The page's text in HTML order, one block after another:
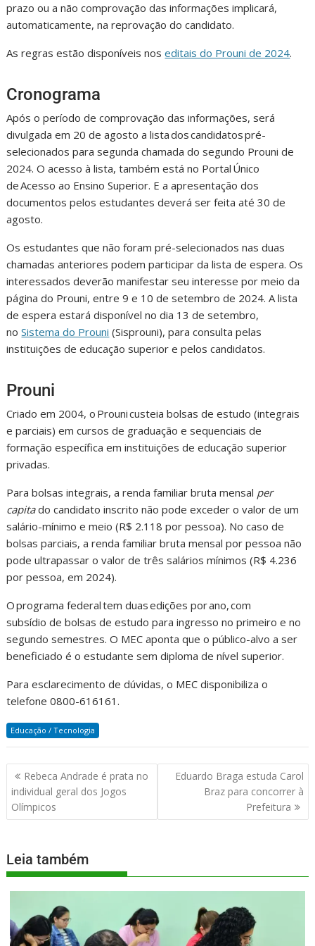
prazo ou a não comprovação das informações implicará,
automaticamente, na reprovação do candidato.
As regras estão disponíveis noseditais do Prouni de 2024.
Cronograma
Após o período de comprovação das informações, será
divulgada em 20 de agosto a lista dos candidatos pré-
selecionados para segunda chamada do segundo Prouni de
2024. O acesso à lista, também está no Portal Único
de Acesso ao Ensino Superior. E a apresentação dos
documentos pelos estudantes deverá ser feita até 30 de
agosto.
Os estudantes que não foram pré-selecionados nas duas
chamadas anteriores podem participar da lista de espera. Os
interessados deverão manifestar seu interesse por meio da
página do Prouni, entre 9 e 10 de setembro de 2024. A lista
de espera estará disponível no dia 13 de setembro,
noSistema do Prouni (Sisprouni), para consulta pelas
instituições de educação superior e pelos candidatos.
Prouni
Criado em 2004, o Prouni custeia bolsas de estudo (integrais
e parciais) em cursos de graduação e sequenciais de
formação específica em instituições de educação superior
privadas.
Para bolsas integrais, a renda familiar bruta mensal per
capitado candidato inscrito não pode exceder o valor de um
salário-mínimo e meio (R$ 2.118 por pessoa). No caso de
bolsas parciais, a renda familiar bruta mensal por pessoa não
pode ultrapassar o valor de três salários mínimos (R$ 4.236
por pessoa, em 2024).
O programa federal tem duas edições por ano, com
subsídio de bolsas de estudo para ingresso no primeiro e no
segundo semestres. O MEC aponta que o público-alvo a ser
beneficiado é o estudante sem diploma de nível superior.
Para esclarecimento de dúvidas, o MEC disponibiliza o
telefone 0800-616161.
Educação / Tecnologia
Rebeca Andrade é prata no
individual geral dos Jogos
Olímpicos
Eduardo Braga estuda Carol
Braz para concorrer à
Prefeitura
Leia também